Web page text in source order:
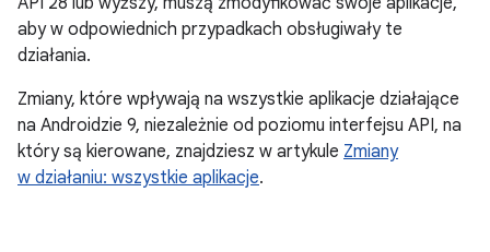
aby w odpowiednich przypadkach obsługiwały te
działania.
Zmiany, które wpływają na wszystkie aplikacje działające
na Androidzie 9, niezależnie od poziomu interfejsu API, na
który są kierowane, znajdziesz w artykule Zmiany
w działaniu: wszystkie aplikacje.